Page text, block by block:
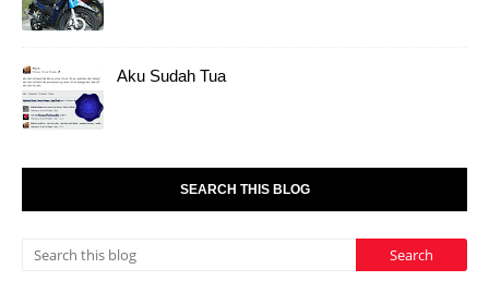
Aku Sudah Tua
SEARCH THIS BLOG